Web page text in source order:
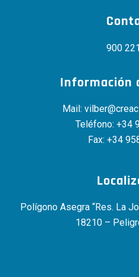
900
Información
Mail:
Teléfono:+34
Fax: +34
Polígono Asegra “Res. La
18210 –